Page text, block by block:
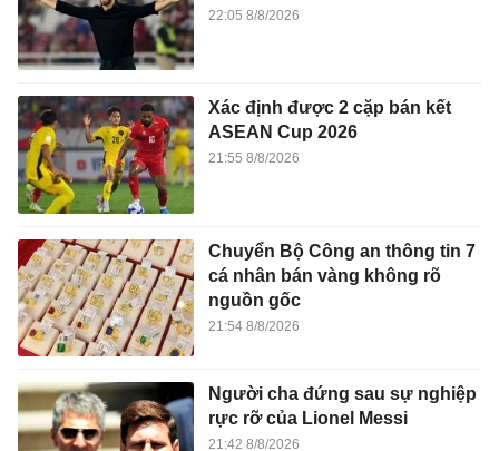
22:05 8/8/2026
Xác định được 2 cặp bán kết
ASEAN Cup 2026
21:55 8/8/2026
Chuyển Bộ Công an thông tin 7
cá nhân bán vàng không rõ
nguồn gốc
21:54 8/8/2026
Người cha đứng sau sự nghiệp
rực rỡ của Lionel Messi
21:42 8/8/2026